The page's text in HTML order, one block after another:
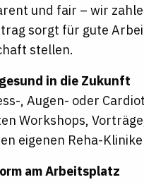
und fair – wir
sorgt für gute
stellen.
in die Zukunft
, Augen- oder
Workshops,
eigenen Reha-
am Arbeitsplatz